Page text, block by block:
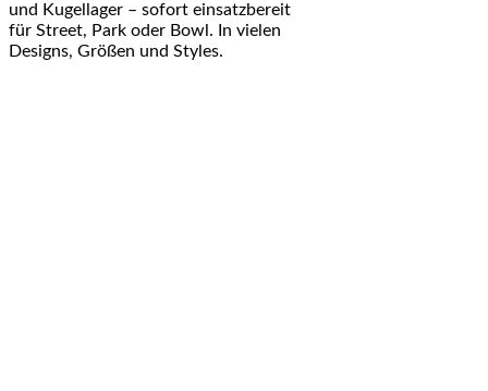
und Kugellager – sofort einsatzbereit
für Street, Park oder Bowl. In vielen
Designs, Größen und Styles.